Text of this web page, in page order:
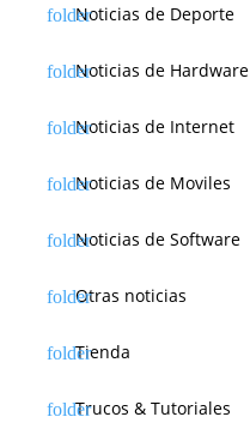
Noticias de Deporte
Noticias de Hardware
Noticias de Internet
Noticias de Moviles
Noticias de Software
Otras noticias
Tienda
Trucos & Tutoriales